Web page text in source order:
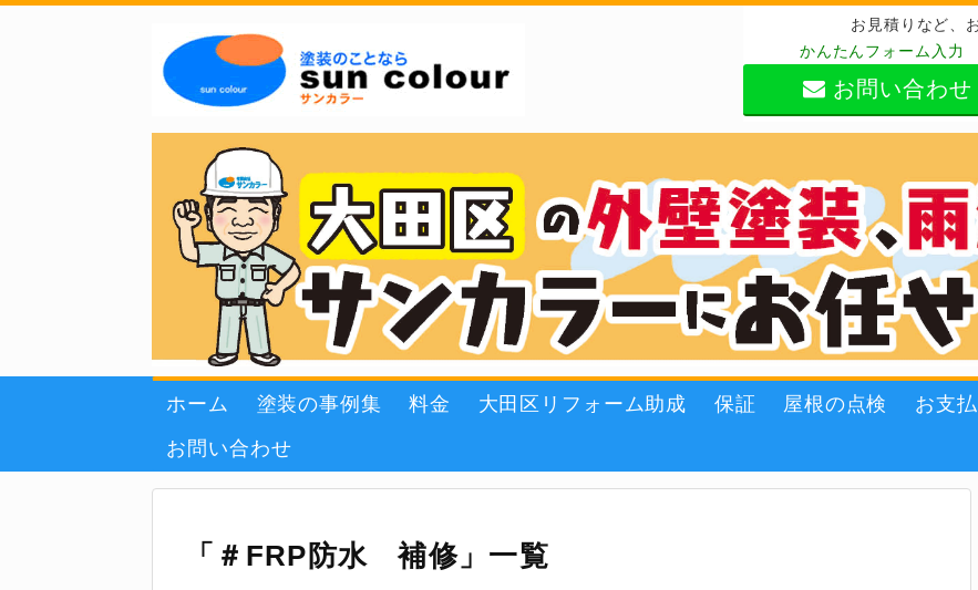
お見積りなど、
かんたんフォーム入力
お問い合わせ
ホーム 塗装の事例集 料金 大田区リフォーム助成 保証 屋根の点検 お支
お問い合わせ
「 ＃FRP防水 補修 」 一覧